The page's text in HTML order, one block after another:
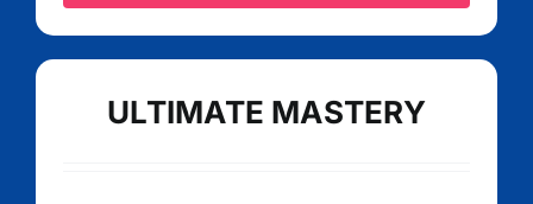
ULTIMATE MASTERY